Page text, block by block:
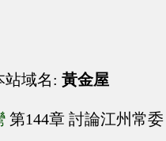
站域名: 黃金屋
第144章 討論江州常委